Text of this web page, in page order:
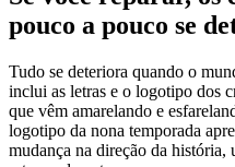
pouco a pouco se
Tudo se deteriora quando o
inclui as letras e o logotipo dos
que vêm amarelando e
logotipo da nona temporada
mudança na direção da história,